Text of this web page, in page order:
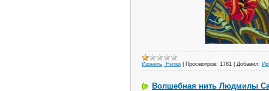
Изонить, Нитки Просмотров: 1781 Добавил:
Волшебная нить Людмилы